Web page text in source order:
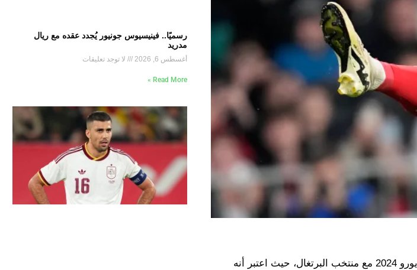
تحدث كريستيانو رونالدو إلى الموقع الرسمي للاتحاد الأوروبي لكرة القدم قبل خوض غمار يورو 2024 مع منتخب البرتغال، حيث اعتبر أنه
رسميًا.. فينيسيوس جونيور يُجدد عقده مع ريال
مدريد
أغسطس 6, 2026 لا توجد تعليقات
Read More »